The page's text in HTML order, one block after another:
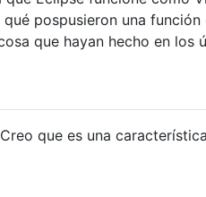
pospusieron una función
que hayan hecho en los
que es una